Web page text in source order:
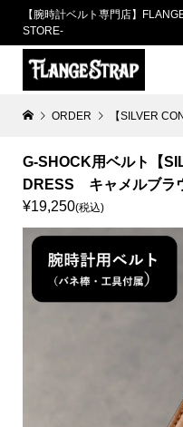
【腕時計ベルト専門店】
STORE-
ORDER 【SILVER
G-SHOCK用ベルト【
DRESS キャメルブラ
¥19,250(税込)